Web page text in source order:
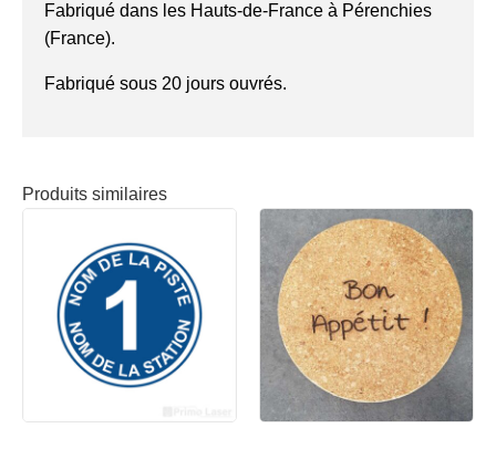
Fabriqué dans les Hauts-de-France à Pérenchies
(France).
Fabriqué sous 20 jours ouvrés.
Produits similaires